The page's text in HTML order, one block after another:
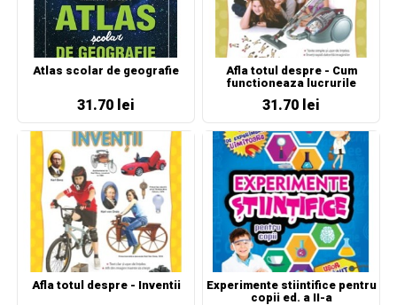
Atlas scolar de geografie
31.70 lei
Afla totul despre - Cum
functioneaza lucrurile
31.70 lei
Afla totul despre - Inventii
Experimente stiintifice pentru
copii ed. a II-a